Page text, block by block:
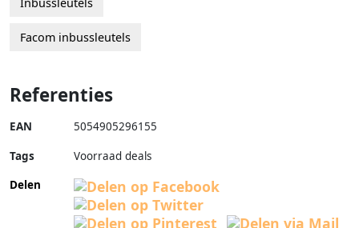
Facom inbussleutels
Referenties
EAN 5054905296155
Tags
Voorraad deals
Delen